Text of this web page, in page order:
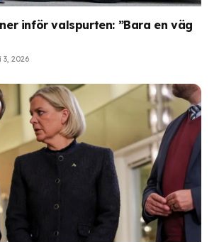
inför valspurten: ”Bara en väg
2026